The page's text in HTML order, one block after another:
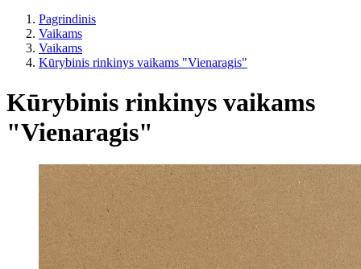
Pagrindinis
Vaikams
Vaikams
Kūrybinis rinkinys vaikams "Vienaragis"
Kūrybinis rinkinys vaikams
"Vienaragis"